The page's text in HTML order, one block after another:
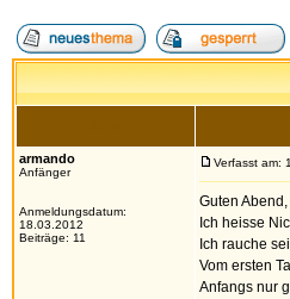
armando
Anfänger
Anmeldungsdatum:
18.03.2012
Beiträge: 11
Verfasst am:
Guten Abend,
Ich heisse
Ich rauche
Vom ersten
Anfangs nur